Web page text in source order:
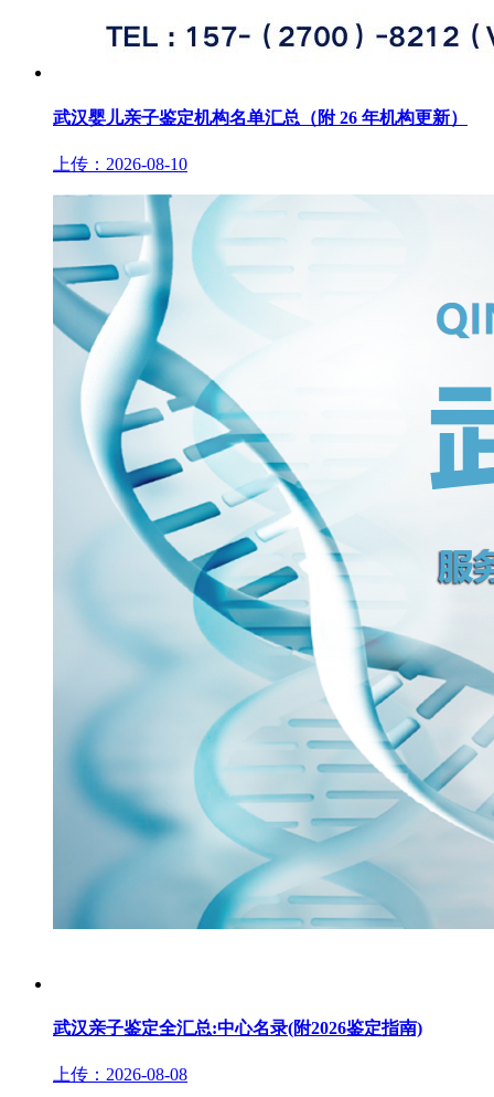
武汉婴儿亲子鉴定机构名单汇总（附 26 年机构更新）
上传：2026-08-10
武汉亲子鉴定全汇总:中心名录(附2026鉴定指南)
上传：2026-08-08